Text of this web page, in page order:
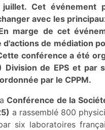
Cet événement
avec les
marge de cet
de médiation
conférence a été
Division de EPS et par
par le CPPM.
Conférence de la
a rassemblé 800
six laboratoires